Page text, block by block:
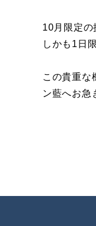
10月限定の
しかも1日
この貴重な
ン藍へお急